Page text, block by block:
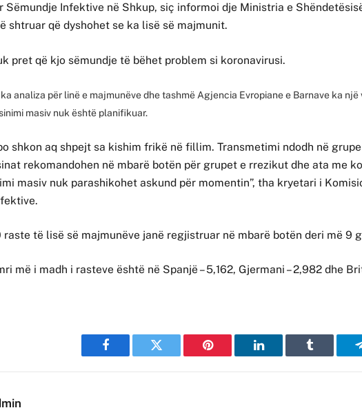
Sëmundje Infektive në Shkup, siç informoi dje Ministria e
shtruar që dyshohet se ka lisë së majmunit.
pret që kjo sëmundje të bëhet problem si koronavirusi.
analiza për linë e majmunëve dhe tashmë Agjencia Evropiane e Barnave ka një
masiv nuk është planifikuar.
shkon aq shpejt sa kishim frikë në fillim. Transmetimi ndodh në
rekomandohen në mbarë botën për grupet e rrezikut dhe ata me
masiv nuk parashikohet askund për momentin”, tha kryetari i
raste të lisë së majmunëve janë regjistruar në mbarë botën deri më 9
më i madh i rasteve është në Spanjë – 5,162, Gjermani – 2,982 dhe
Facebook Twitter Pinterest LinkedIn Tumblr